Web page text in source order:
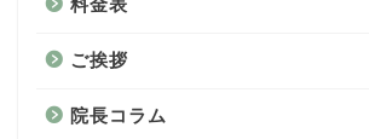
料金表
ご挨拶
院長コラム